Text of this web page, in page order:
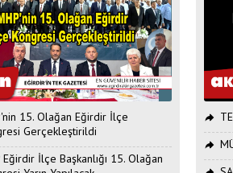
15. Olağan Eğirdir İlçe
Gerçekleştirildi
Eğirdir İlçe Başkanlığı 15. Olağan